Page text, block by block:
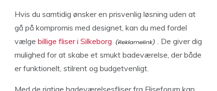
Hvis du samtidig ønsker en prisvenlig løsning uden at
gå på kompromis med designet, kan du med fordel
vælge billige fliser i Silkeborg
. De giver dig
mulighed for at skabe et smukt badeværelse, der både
er funktionelt, stilrent og budgetvenligt.
Med de rigtige badeværelsesfliser fra Fliseforum kan